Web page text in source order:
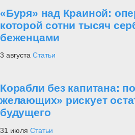
«Буря» над Краиной:
которой сотни тысяч
беженцами
3 августа Статьи
Корабли без капитана:
желающих» рискует
будущего
31 июля Статьи